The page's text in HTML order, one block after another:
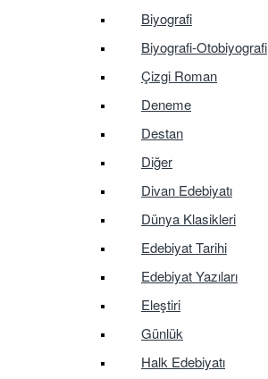
Biyografi
Biyografi-Otobiyografi
Çizgi Roman
Deneme
Destan
Diğer
Divan Edebiyatı
Dünya Klasikleri
Edebiyat Tarihi
Edebiyat Yazıları
Eleştiri
Günlük
Halk Edebiyatı